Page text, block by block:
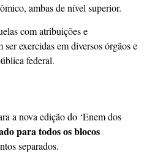
ambas de nível superior.
com atribuições e
exercidas em diversos órgãos e
federal.
a nova edição do ‘Enem dos
para todos os blocos
separados.